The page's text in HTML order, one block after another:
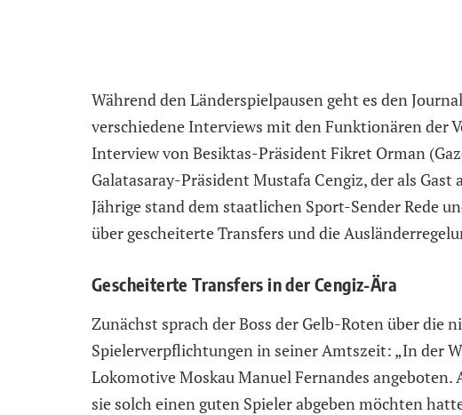
Während den Länderspielpausen geht es den
verschiedene Interviews mit den Funktionären der
Interview von Besiktas-Präsident Fikret Orman
Galatasaray-Präsident Mustafa Cengiz, der als Gast
Jährige stand dem staatlichen Sport-Sender Rede
über gescheiterte Transfers und die
Gescheiterte Transfers in der Cengiz-Ära
Zunächst sprach der Boss der Gelb-Roten über die
Spielerverpflichtungen in seiner Amtszeit: „In der
Lokomotive Moskau Manuel Fernandes angeboten.
sie solch einen guten Spieler abgeben möchten